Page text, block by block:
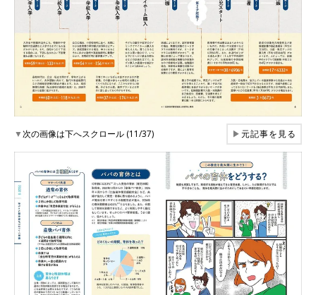
▼次の画像は下へスクロール (11/37) ▶元記事を見る